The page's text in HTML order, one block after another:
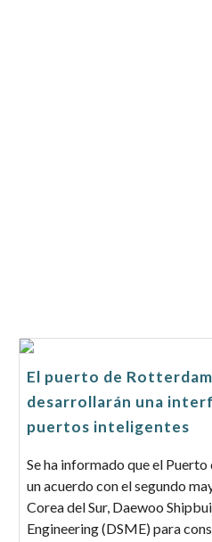
El puerto de Rotterdam
desarrollarán una
puertos inteligentes
Se ha informado que el
un acuerdo con el segundo
Corea del Sur, Daewoo
Engineering (DSME) para